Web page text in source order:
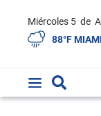
Miércoles 5 de
88°F MIAMI